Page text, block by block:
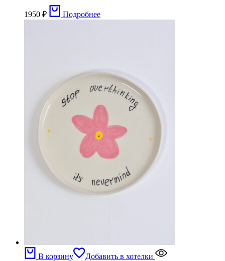
1950 ₽ Подробнее
В корзину Добавить в хотелки